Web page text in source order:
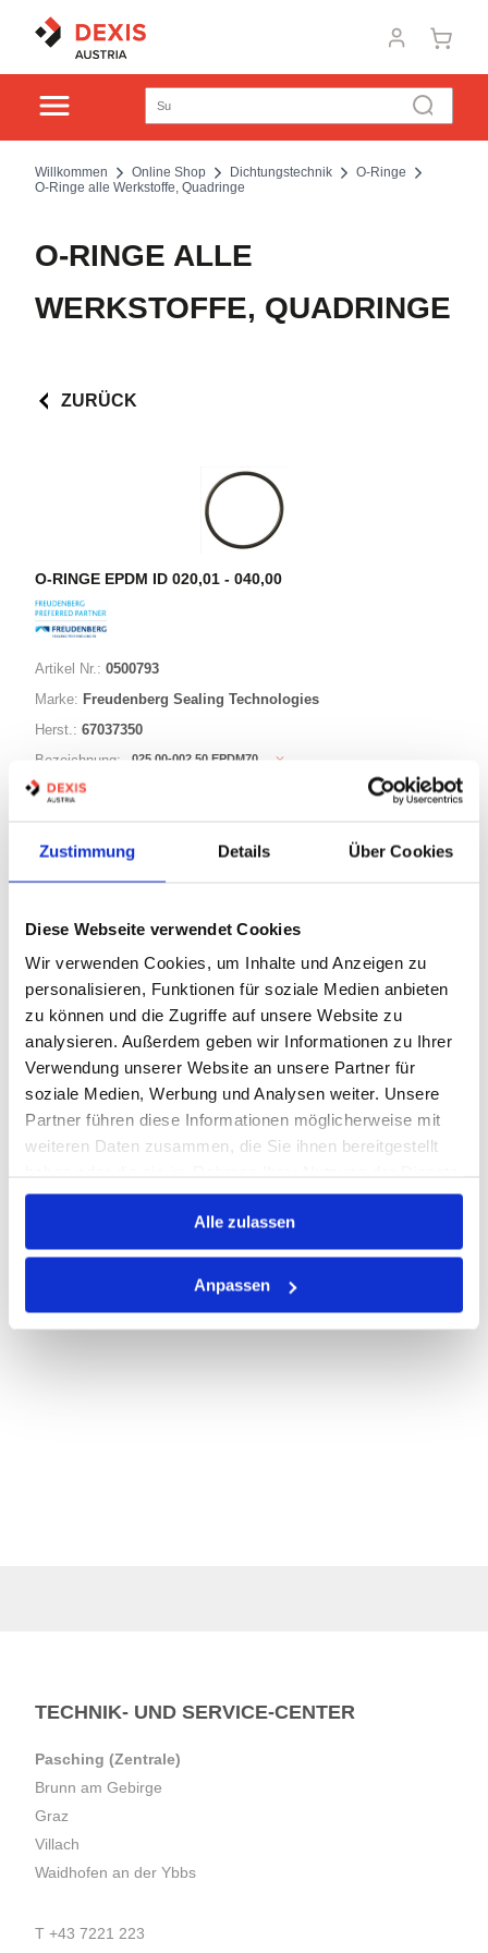
Zustimmung Details Über Cookies
Diese Webseite verwendet Cookies
Wir verwenden Cookies, um Inhalte und Anzeigen zu
personalisieren, Funktionen für soziale Medien anbieten
zu können und die Zugriffe auf unsere Website zu
analysieren. Außerdem geben wir Informationen zu Ihrer
Verwendung unserer Website an unsere Partner für
soziale Medien, Werbung und Analysen weiter. Unsere
Partner führen diese Informationen möglicherweise mit
weiteren Daten zusammen, die Sie ihnen bereitgestellt
gesammelt haben.
Alle zulassen
Anpassen
Willkommen Online Shop Dichtungstechnik
O-Ringe
O-Ringe alle Werkstoffe, Quadringe
O-RINGE ALLE
WERKSTOFFE, QUADRINGE
ZURÜCK
O-RINGE EPDM ID 020,01 - 040,00
Artikel Nr.: 0500793
Marke: Freudenberg Sealing Technologies
Herst.: 67037350
Bezeichnung:
025,00-002,50 EPDM70
ID: 25,00mm
STK Warenkorb
Auf Lager
Print
PRODUKTBESCHREIBUNG
TECHNIK- UND SERVICE-CENTER
Pasching (Zentrale)
Brunn am Gebirge
Graz
Villach
Waidhofen an der Ybbs
T +43 7221 223